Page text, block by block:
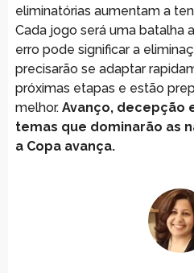
eliminatórias aumentam a
Cada jogo será uma batalha
erro pode significar a
precisarão se adaptar
próximas etapas e estão
melhor.Avanço, decepção
temas que dominarão as
a Copa avança.